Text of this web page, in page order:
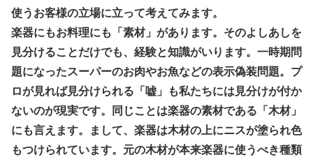
使うお客様の立場に立って考えてみます。
楽器にもお料理にも「素材」があります。そのよしあしを
見分けることだけでも、経験と知識がいります。一時期問
題になったスーパーのお肉やお魚などの表示偽装問題。プ
ロが見れば見分けられる「嘘」も私たちには見分けが付か
ないのが現実です。同じことは楽器の素材である「木材」
にも言えます。まして、楽器は木材の上にニスが塗られ色
もつけられています。元の木材が本来楽器に使うべき種類